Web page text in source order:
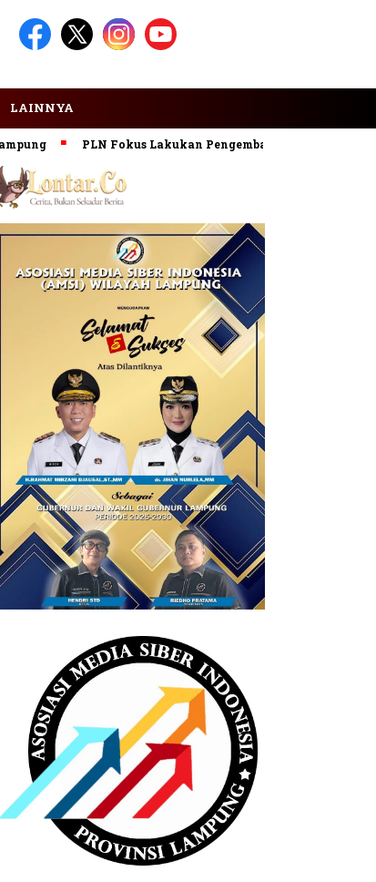
LAINNYA
PLN Fokus Lakukan Pengembangan Pembangkit EBT